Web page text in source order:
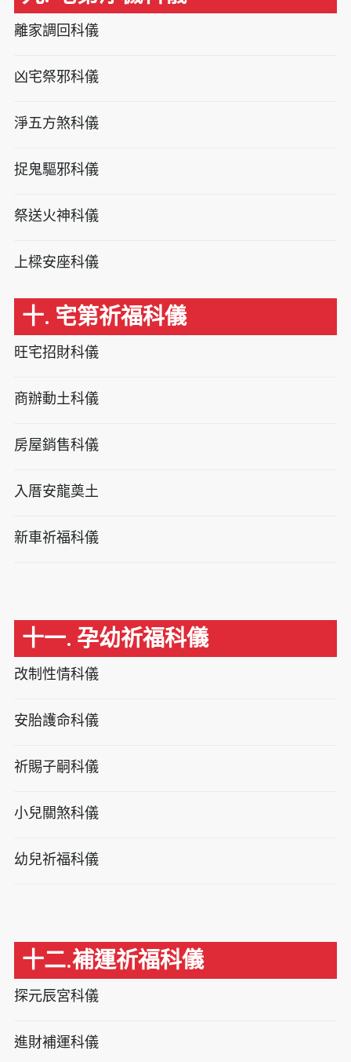
離家調回科儀
凶宅祭邪科儀
淨五方煞科儀
捉鬼驅邪科儀
祭送火神科儀
上樑安座科儀
十. 宅第祈福科儀
旺宅招財科儀
商辦動土科儀
房屋銷售科儀
入厝安龍奠土
新車祈福科儀
十一. 孕幼祈福科儀
改制性情科儀
安胎護命科儀
祈賜子嗣科儀
小兒關煞科儀
幼兒祈福科儀
十二.補運祈福科儀
探元辰宮科儀
進財補運科儀